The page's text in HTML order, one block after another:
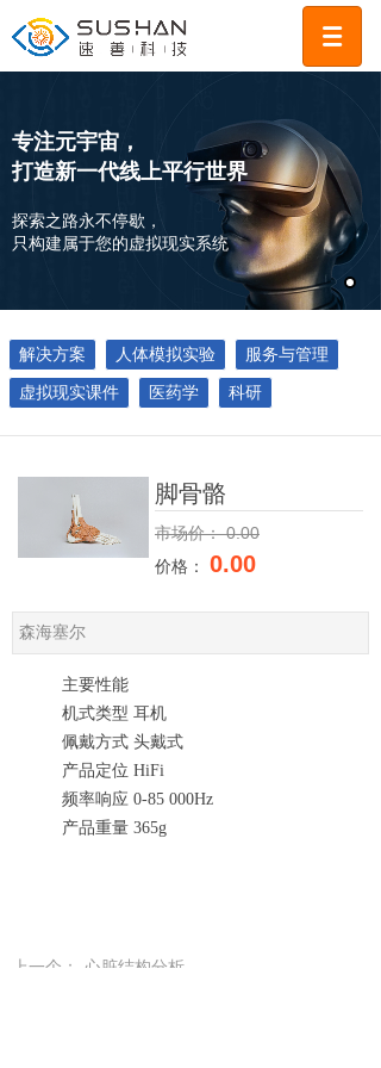
专注元宇宙，
打造新一代线上平行世界
探索之路永不停歇，
只构建属于您的虚拟现实系统
解决方案 人体模拟实验
服务与管理
虚拟现实课件
医药学 科研
脚骨骼
市场价： 0.00
价格： 0.00
森海塞尔
主要性能
机式类型 耳机
佩戴方式 头戴式
产品定位 HiFi
频率响应 0-85 000Hz
产品重量 365g
上一个：
心脏结构分析